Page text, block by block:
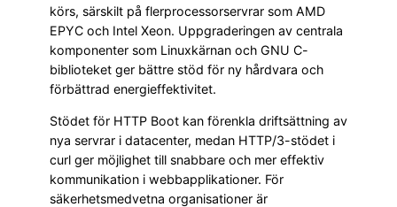
körs, särskilt på flerprocessorservrar som AMD
EPYC och Intel Xeon. Uppgraderingen av centrala
komponenter som Linuxkärnan och GNU C-
biblioteket ger bättre stöd för ny hårdvara och
förbättrad energieffektivitet.
Stödet för HTTP Boot kan förenkla driftsättning av
nya servrar i datacenter, medan HTTP/3-stödet i
curl ger möjlighet till snabbare och mer effektiv
kommunikation i webbapplikationer. För
säkerhetsmedvetna organisationer är